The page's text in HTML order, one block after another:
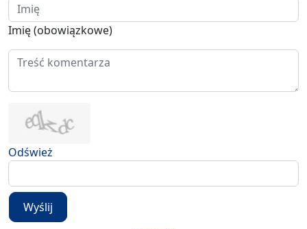
Imię (obowiązkowe)
Odśwież
Wyślij